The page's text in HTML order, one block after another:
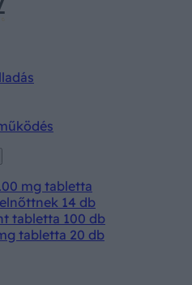
mg tabletta
14 db
tabletta 100 db
tabletta 20 db